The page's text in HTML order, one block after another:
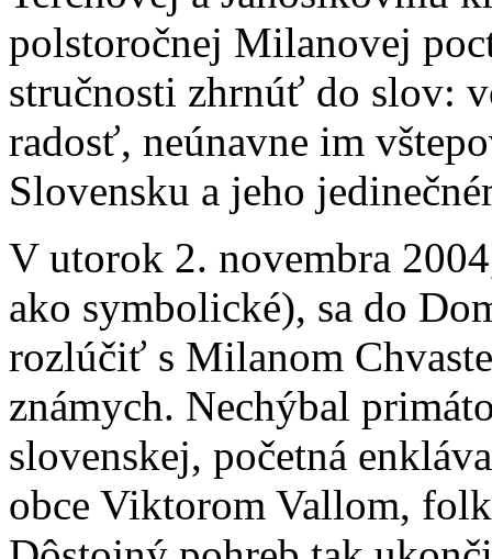
polstoročnej Milanovej
stručnosti zhrnúť do slov:
radosť, neúnavne im
Slovensku a jeho
V utorok 2. novembra
ako symbolické), sa do
rozlúčiť s Milanom
známych. Nechýbal
slovenskej, početná
obce Viktorom Vallom,